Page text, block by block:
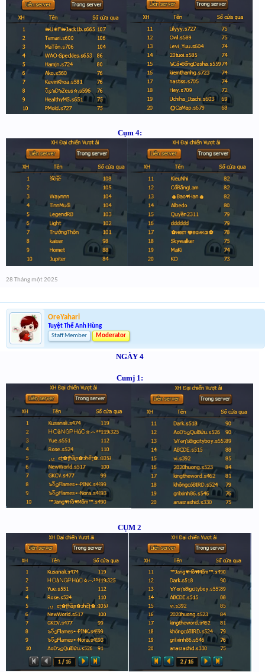
Cụm 4:
28 Tháng một 2025
OreYahari
Tuyệt Thế Anh Hùng
Staff Member
Moderator
NGÀY 4
Cumj 1:
CỤM 2